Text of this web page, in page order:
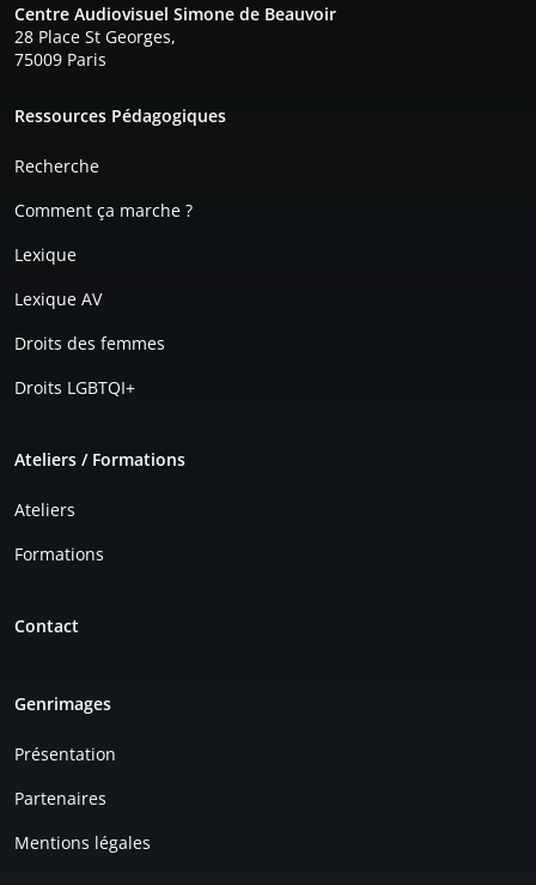
Centre Audiovisuel Simone de Beauvoir
28 Place St Georges,
75009 Paris
Ressources Pédagogiques
Recherche
Comment ça marche ?
Lexique
Lexique AV
Droits des femmes
Droits LGBTQI+
Ateliers / Formations
Ateliers
Formations
Contact
Genrimages
Présentation
Partenaires
Mentions légales